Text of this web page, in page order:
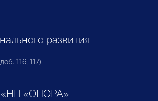
развития
116, 117)
«НП «ОПОРА»